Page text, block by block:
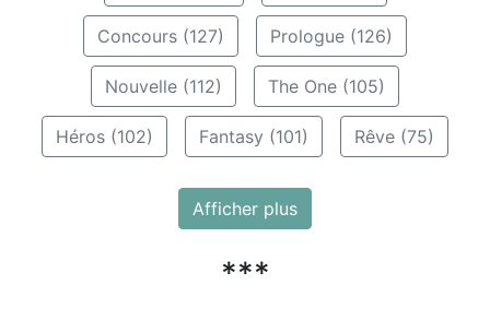
Concours (127) Prologue (126)
Nouvelle (112) The One (105)
Héros (102) Fantasy (101) Rêve (75)
Afficher plus
***